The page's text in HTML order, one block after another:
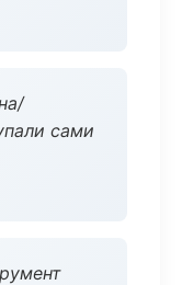
сами